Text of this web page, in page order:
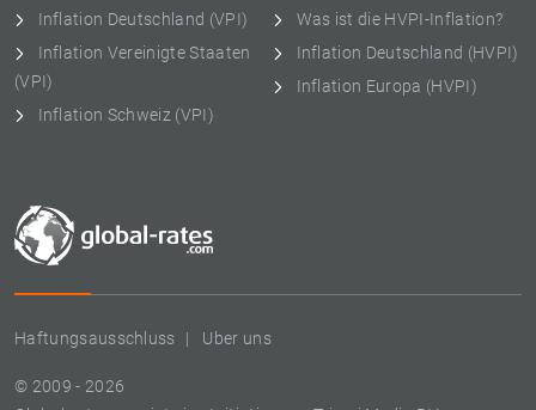
Haftungsausschluss Uber uns
© 2009 - 2026
Inflation Deutschland (VPI)
Inflation Vereinigte Staaten
(VPI)
Inflation Schweiz (VPI)
Was ist die HVPI-Inflation?
Inflation Deutschland (HVPI)
Inflation Europa (HVPI)